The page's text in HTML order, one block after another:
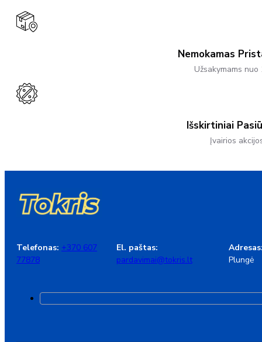
Be
Chosen
On
Nemokamas
Užsakymams nuo
Išskirtiniai
Įvairios
Telefonas: +370 607
77878
El. paštas:
pardavimai@tokris.lt
Plungė